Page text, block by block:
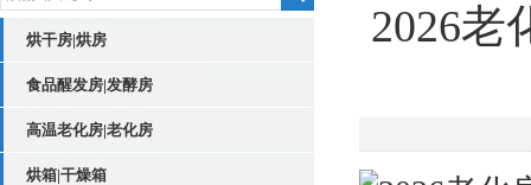
烘干房|烘房
食品醒发房|发酵房
高温老化房|老化房
烘箱|干燥箱
2026老